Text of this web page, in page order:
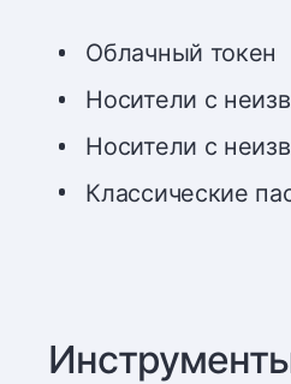
Облачный токен
Носители с
Носители с
Классические